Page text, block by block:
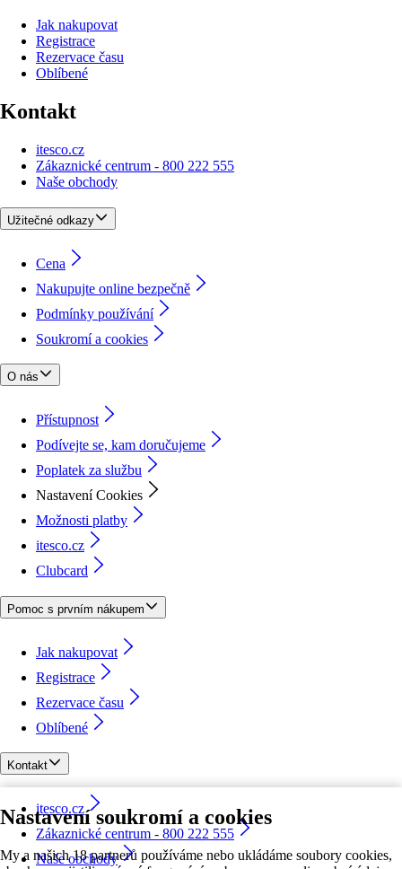
Nastavení soukromí a cookies
My a našich 18 partnerů používáme nebo ukládáme soubory cookies,
Jak nakupovat
Registrace
Rezervace času
Oblíbené
Kontakt
itesco.cz
Zákaznické centrum - 800 222 555
Naše obchody
Užitečné odkazy
Cena
Nakupujte online bezpečně
Podmínky používání
Soukromí a cookies
O nás
Přístupnost
Podívejte se, kam doručujeme
Poplatek za službu
Nastavení Cookies
Možnosti platby
itesco.cz
Clubcard
Pomoc s prvním nákupem
Jak nakupovat
Registrace
Rezervace času
Oblíbené
Kontakt
itesco.cz
Zákaznické centrum - 800 222 555
Naše obchody